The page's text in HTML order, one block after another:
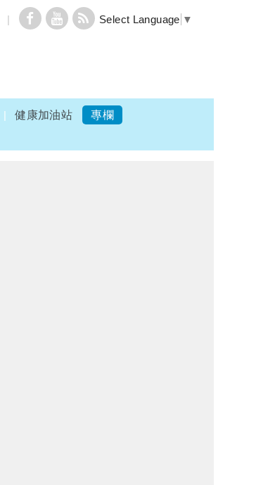
Select Language ▼
健康加油站
專欄